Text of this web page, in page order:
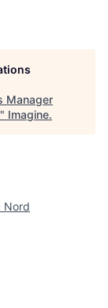
Manager
" Imagine.
Nord